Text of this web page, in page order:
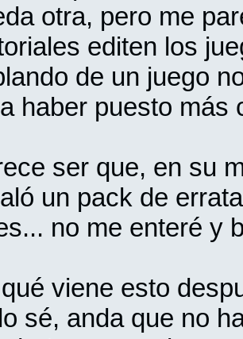
otra, pero me
editen los
de un juego
haber puesto más
ser que, en su
un pack de
no me enteré y
viene esto
sé, anda que no